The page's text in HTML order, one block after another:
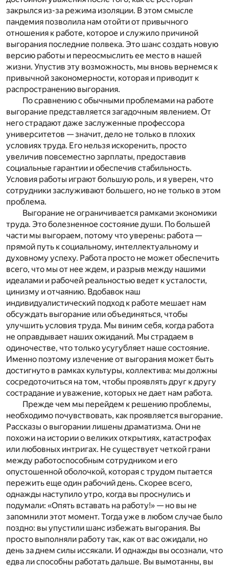
закрылся из-за режима изоляции. В этом смысле
пандемия позволила нам отойти от привычного
отношения к работе, которое и служило причиной
выгорания последние полвека. Это шанс создать новую
версию работы и переосмыслить ее место в нашей
жизни. Упустив эту возможность, мы вновь вернемся к
привычной закономерности, которая и приводит к
распространению выгорания.
По сравнению с обычными проблемами на работе
выгорание представляется загадочным явлением. От
него страдают даже заслуженные профессора
университетов — значит, дело не только в плохих
условиях труда. Его нельзя искоренить, просто
увеличив повсеместно зарплаты, предоставив
социальные гарантии и обеспечив стабильность.
Условия работы играют большую роль, и я уверен, что
сотрудники заслуживают большего, но не только в этом
проблема.
Выгорание не ограничивается рамками экономики
труда. Это болезненное состояние души. По большей
части мы выгораем, потому что уверены: работа —
прямой путь к социальному, интеллектуальному и
духовному успеху. Работа просто не может обеспечить
всего, что мы от нее ждем, и разрыв между нашими
идеалами и рабочей реальностью ведет к усталости,
цинизму и отчаянию. Вдобавок наш
индивидуалистический подход к работе мешает нам
обсуждать выгорание или объединяться, чтобы
улучшить условия труда. Мы виним себя, когда работа
не оправдывает наших ожиданий. Мы страдаем в
одиночестве, что только усугубляет наше состояние.
Именно поэтому излечение от выгорания может быть
достигнуто в рамках культуры, коллектива: мы должны
сосредоточиться на том, чтобы проявлять друг к другу
сострадание и уважение, которых не дает нам работа.
Прежде чем мы перейдем к решению проблемы,
необходимо почувствовать, как проявляется выгорание.
Рассказы о выгорании лишены драматизма. Они не
похожи на истории о великих открытиях, катастрофах
или любовных интригах. Не существует четкой грани
между работоспособным сотрудником и его
опустошенной оболочкой, которая с трудом пытается
пережить еще один рабочий день. Скорее всего,
однажды наступило утро, когда вы проснулись и
подумали: «Опять вставать на работу!» — но вы не
запомнили этот момент. Тогда уже в любом случае было
поздно: вы упустили шанс избежать выгорания. Вы
просто выполняли работу так, как от вас ожидали, но
день за днем силы иссякали. И однажды вы осознали, что
едва ли способны работать дальше. Вы вымотанны, вы